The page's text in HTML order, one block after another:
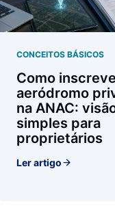
CONCEITOS BÁSICOS
Como
aeródromo
na ANAC:
simples para
proprietários
Ler artigo